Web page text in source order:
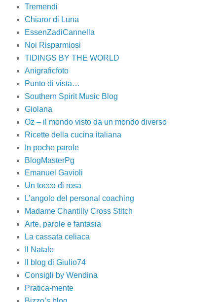
Tremendi
Chiaror di Luna
EssenZadiCannella
Noi Risparmiosi
TIDINGS BY THE WORLD
Anigraficfoto
Punto di vista…
Southern Spirit Music Blog
Giolana
Oz – il mondo visto da un mondo diverso
Ricette della cucina italiana
In poche parole
BlogMasterPg
Emanuel Gavioli
Un tocco di rosa
L’angolo del personal coaching
Madame Chantilly Cross Stitch
Arte, parole e fantasia
La cassata celiaca
Il Natale
Il blog di Giulio74
Consigli by Wendina
Pratica-mente